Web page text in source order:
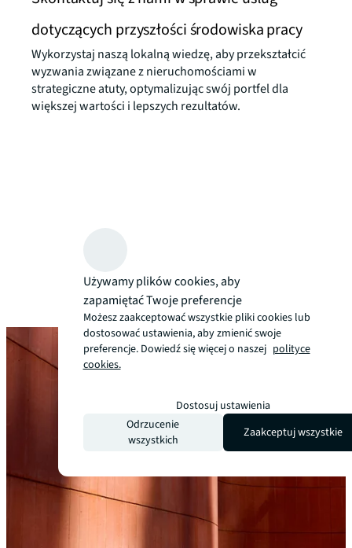
dotyczących przyszłości środowiska pracy
Wykorzystaj naszą lokalną wiedzę, aby przekształcić
wyzwania związane z nieruchomościami w
strategiczne atuty, optymalizując swój portfel dla
większej wartości i lepszych rezultatów.
Używamy plików cookies, aby
zapamiętać Twoje preferencje
Możesz zaakceptować wszystkie pliki cookies lub
dostosować ustawienia, aby zmienić swoje
preferencje. Dowiedź się więcej o naszej polityce
cookies.
Dostosuj ustawienia
Odrzucenie
wszystkich
Zaakceptuj wszystkie